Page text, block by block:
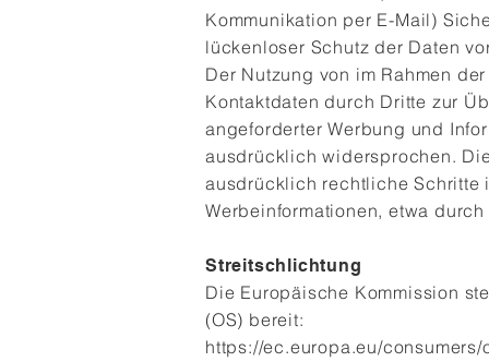
Kommunikation per E-Mail)
lückenloser Schutz der Daten
Der Nutzung von im Rahmen
Kontaktdaten durch Dritte zur
angeforderter Werbung und
ausdrücklich widersprochen.
ausdrücklich rechtliche Schritte
Werbeinformationen, etwa
Streitschlichtung
Die Europäische Kommission
(OS) bereit:
https://ec.europa.eu/consumers/